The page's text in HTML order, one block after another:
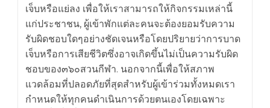
เจ็บหรือแย่ลง เพื่อให้เราสามารถให้กิจกรรมเหล่านี้
แก่ประชาชน, ผู้เข้าพักแต่ละคนจะต้องยอมรับความ
รับผิดชอบใดๆอย่างชัดเจนหรือโดยปริยายว่าการบาด
เจ็บหรือการเสียชีวิตซึ่งอาจเกิดขึ้นไม่เป็นความรับผิด
ชอบของ๓๖๐สวนกีฬา. นอกจากนี้เพื่อให้สภาพ
แวดล้อมที่ปลอดภัยที่สุดสำหรับผู้เข้าร่วมทั้งหมดเรา
กำหนดให้ทุกคนดำเนินการด้วยตนเองโดยเฉพาะ